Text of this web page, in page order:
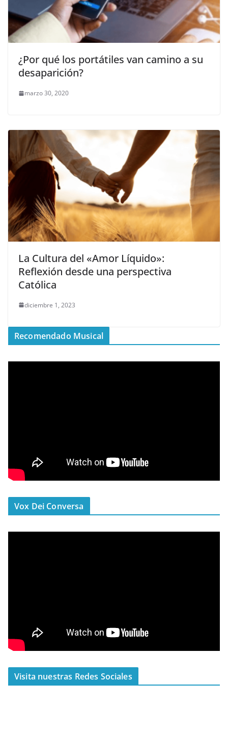
¿Por qué los portátiles van camino a su
desaparición?
marzo 30, 2020
La Cultura del «Amor Líquido»:
Reflexión desde una perspectiva
Católica
diciembre 1, 2023
Recomendado Musical
Vox Dei Conversa
Visita nuestras Redes Sociales